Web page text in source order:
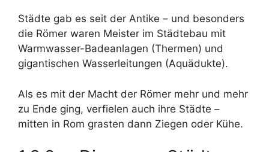
Städte gab es seit der Antike – und besonders
die Römer waren Meister im Städtebau mit
Warmwasser-Badeanlagen (Thermen) und
gigantischen Wasserleitungen (Aquädukte).
Als es mit der Macht der Römer mehr und mehr
zu Ende ging, verfielen auch ihre Städte –
mitten in Rom grasten dann Ziegen oder Kühe.